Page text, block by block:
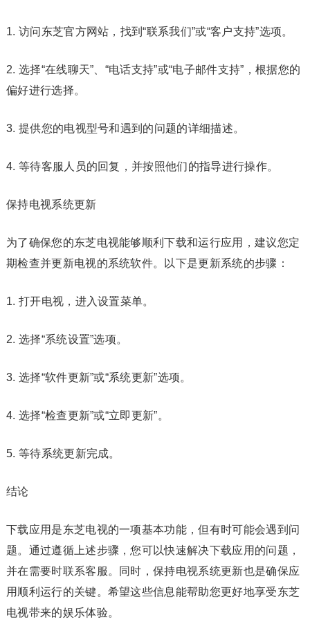
1. 访问东芝官方网站，找到“联系我们”或“客户支持”选项。
2. 选择“在线聊天”、“电话支持”或“电子邮件支持”，根据您的
偏好进行选择。
3. 提供您的电视型号和遇到的问题的详细描述。
4. 等待客服人员的回复，并按照他们的指导进行操作。
保持电视系统更新
为了确保您的东芝电视能够顺利下载和运行应用，建议您定
期检查并更新电视的系统软件。以下是更新系统的步骤：
1. 打开电视，进入设置菜单。
2. 选择“系统设置”选项。
3. 选择“软件更新”或“系统更新”选项。
4. 选择“检查更新”或“立即更新”。
5. 等待系统更新完成。
结论
下载应用是东芝电视的一项基本功能，但有时可能会遇到问
题。通过遵循上述步骤，您可以快速解决下载应用的问题，
并在需要时联系客服。同时，保持电视系统更新也是确保应
用顺利运行的关键。希望这些信息能帮助您更好地享受东芝
电视带来的娱乐体验。